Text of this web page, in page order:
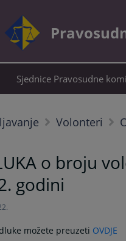
Sjednice Pravosudne
Volonteri
o broju
godini
možete preuzeti OVDJE